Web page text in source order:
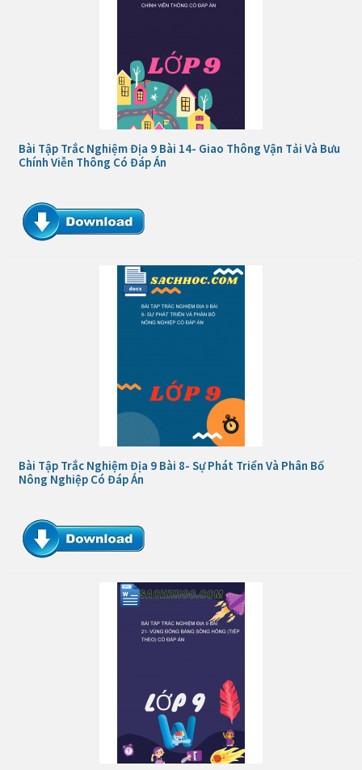
Bài Tập Trắc Nghiệm Địa 9 Bài 14- Giao Thông Vận Tải Và Bưu
Chính Viễn Thông Có Đáp Án
Bài Tập Trắc Nghiệm Địa 9 Bài 8- Sự Phát Triển Và Phân Bố
Nông Nghiệp Có Đáp Án